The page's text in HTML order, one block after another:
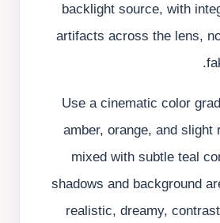
backlight source, with
artifacts across the lens,
Use a cinematic color
amber, orange, and slight
mixed with subtle teal
shadows and background
realistic, dreamy,